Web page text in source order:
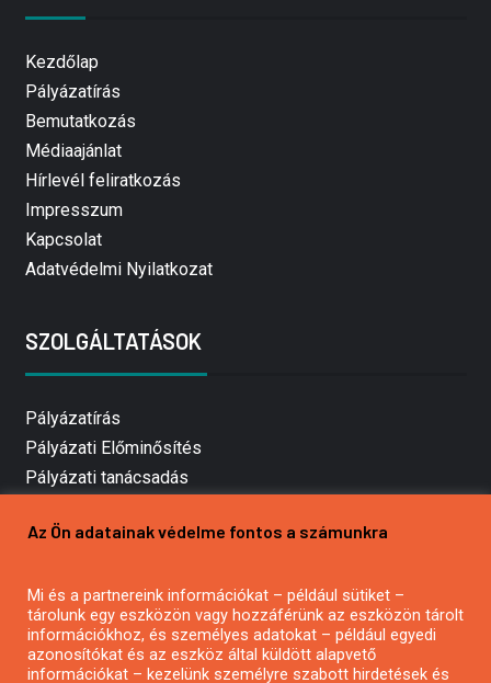
Kezdőlap
Pályázatírás
Bemutatkozás
Médiaajánlat
Hírlevél feliratkozás
Impresszum
Kapcsolat
Adatvédelmi Nyilatkozat
SZOLGÁLTATÁSOK
Pályázatírás
Pályázati Előminősítés
Pályázati tanácsadás
Mezőgazdasági pályázatírás
Pályázatírás civil szervezeteknek
Pályázatírás önkormányzatoknak
Pályázatfigyelés
Az Ön adatainak védelme fontos a számunkra
Mi és a partnereink információkat – például sütiket –
tárolunk egy eszközön vagy hozzáférünk az eszközön tárolt
információkhoz, és személyes adatokat – például egyedi
azonosítókat és az eszköz által küldött alapvető
információkat – kezelünk személyre szabott hirdetések és